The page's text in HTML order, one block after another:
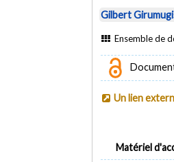
Gilbert
Ensemble de
Un lien
Matériel